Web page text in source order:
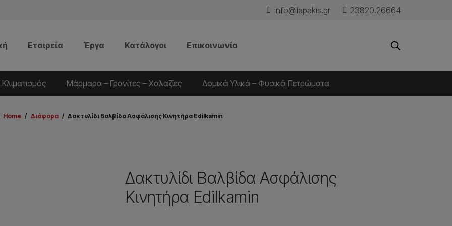
info@liapakis.gr 23820.26664
Εταιρεία Έργα Κατάλογοι Επικοινωνία
Μάρμαρα – Γρανίτες – Χαλαζίες Δομικά Υλικά – Φυσικά Πετρώματα
Home / Διάφορα / Δακτυλίδι Βαλβίδα Ασφάλισης Κινητήρα Edilkamin
Δακτυλίδι Βαλβίδα Ασφάλισης
Κινητήρα Edilkamin